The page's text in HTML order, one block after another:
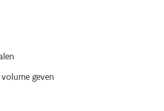
geven